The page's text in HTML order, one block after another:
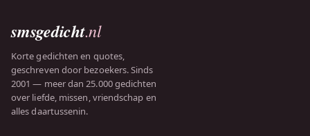
smsgedicht.nl
Korte gedichten en quotes,
geschreven door bezoekers. Sinds
2001 — meer dan 25.000 gedichten
over liefde, missen, vriendschap en
alles daartussenin.